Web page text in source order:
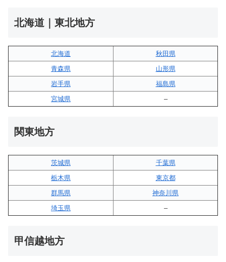
北海道｜東北地方
北海道
秋田県
青森県
山形県
岩手県
福島県
宮城県
–
関東地方
茨城県
千葉県
栃木県
東京都
群馬県
神奈川県
埼玉県
–
甲信越地方